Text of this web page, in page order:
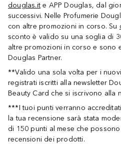
douglas.it e APP Douglas, dal
successivi. Nelle Profumerie
con altre promozioni in corso. Su
sconto è valido su una soglia di
altre promozioni in corso e sono
Douglas Partner.
**Valido una sola volta per i
registrati iscritti alla newsletter
Beauty Card che si iscrivono alla
***I tuoi punti verranno
la tua recensione sarà stata
di 150 punti al mese che
recensioni dei prodotti.